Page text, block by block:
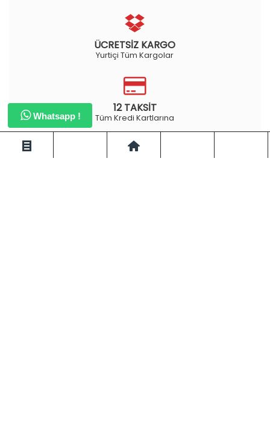
Whatsapp !
ÜCRETSİZ KARGO
Yurtiçi Tüm Kargolar
12 TAKSİT
Tüm Kredi Kartlarına